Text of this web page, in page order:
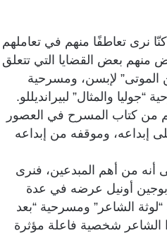
نرى تعاطفًا منهم في تعاملهم
منهم بعض القضايا التي تتعلق
الموتى” لإبسن، ومسرحية
والمثال” لبيرانديللو.
من كتاب المسرح في العصور
إبداعه، وموقفه من إبداعه
من أهم المبدعين، فنرى
بوجين أونيل عرضه في عدة
الشاعر” ومسرحية “بعد
الشاعر شخصية فاعلة مؤثرة